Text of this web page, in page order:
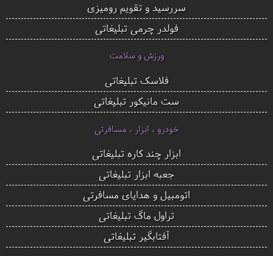
سررسید و تقویم رومیزی
فولدر چرمی تبلیغاتی
ورزش و سلامت
فلاسک تبلیغاتی
ست مانیکور تبلیغاتی
خودرو ، ابزار ، مسافرتی
ابزار چند کاره تبلیغاتی
جعبه ابزار تبلیغاتی
اتومبیل و هدایای مسافرتی
تراول ماگ تبلیغاتی
آفتابگیر تبلیغاتی